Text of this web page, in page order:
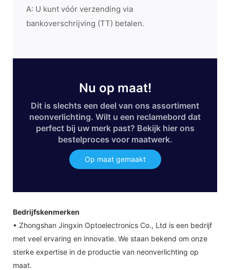
A: U kunt vóór verzending via
bankoverschrijving (TT) betalen.
Nu op maat!
Dit is slechts een deel van ons assortiment
neonverlichting. Wilt u een reclamebord dat
perfect bij uw merk past? Bekijk hier ons
bestelproces voor maatwerk.
Op maat gemaakt
Bedrijfskenmerken
• Zhongshan Jingxin Optoelectronics Co., Ltd is een bedrijf
met veel ervaring en innovatie. We staan ​​bekend om onze
sterke expertise in de productie van neonverlichting op
maat.